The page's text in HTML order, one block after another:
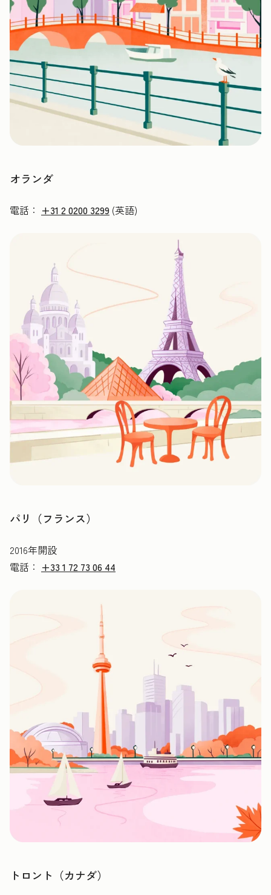
オランダ
電話： +31 2 0200 3299 (英語)
パリ（フランス）
2016年開設
電話： +33 1 72 73 06 44
トロント（カナダ）